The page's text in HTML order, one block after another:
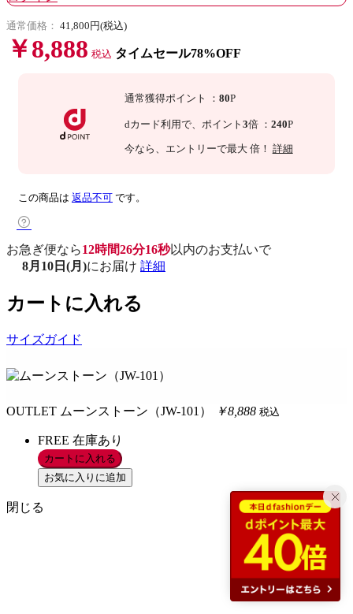
通常価格： 41,800円(税込)
￥8,888 税込 タイムセール78%OFF
通常獲得ポイント ： 80P
dカード利用で、 ポイント 3倍 ： 240P
今なら 、エントリーで最大 倍！ 詳細
この商品は 返品不可 です。
お急ぎ便なら12時間26分15秒以内のお支払いで
8月10日(月)にお届け 詳細
カートに入れる
サイズガイド
OUTLET ムーンストーン（JW-101） ￥8,888 税込
FREE 在庫あり
カートに入れる
お気に入りに追加
閉じる